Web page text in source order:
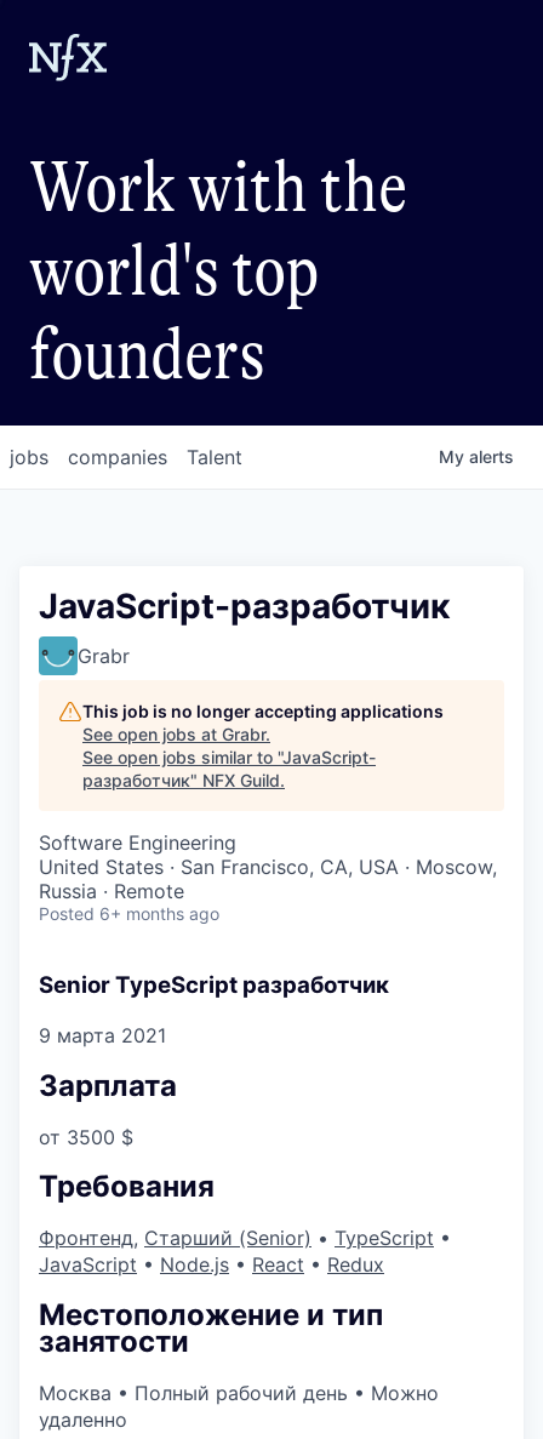
Work with the
world's top
founders
jobs companies Talent My alerts
JavaScript-разработчик
Grabr
This job is no longer accepting applications
See open jobs at Grabr.
See open jobs similar to "JavaScript-
разработчик" NFX Guild.
Software Engineering
United States · San Francisco, CA, USA · Moscow,
Russia · Remote
Posted 6+ months ago
Senior TypeScript разработчик
9 марта 2021
Зарплата
от 3500 $
Требования
Фронтенд, Старший (Senior) • TypeScript •
JavaScript • Node.js • React • Redux
Местоположение и тип
занятости
Москва • Полный рабочий день • Можно
удаленно